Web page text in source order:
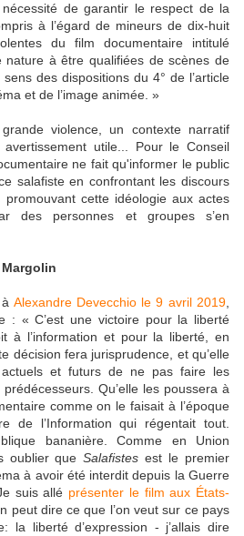
de garantir le respect de la
à l’égard de mineurs de dix-huit
du film documentaire intitulé
nature à être qualifiées de scènes de
des dispositions du 4° de l’article
et de l’image animée. »
violence, un contexte narratif
utile... Pour le Conseil
ne fait qu'informer le public
salafiste en confrontant les discours
cette idéologie aux actes
des personnes et groupes s’en
Alexandre Devecchio le 9 avril 2019
: « C’est une victoire pour la liberté
à l’information et pour la liberté, en
décision fera jurisprudence, et qu’elle
actuels et futurs de ne pas faire les
Qu’elle les poussera à
comme on le faisait à l’époque
de l’Information qui régentait tout.
bananière. Comme en Union
oublier queSalafistes est le premier
à avoir été interdit depuis la Guerre
suis allé présenter le film aux États-
peut dire ce que l’on veut sur ce pays
la liberté d’expression - j’allais dire